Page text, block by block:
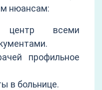
нюансам:
всеми
профильное
в больнице.